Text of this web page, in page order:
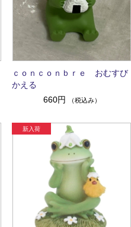
ｃｏｎｃｏｎｂｒｅ おむすび
かえる
660円
（税込み）